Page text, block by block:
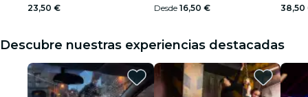
23,50 €
Desde 16,50 €
38,50
Descubre nuestras experiencias destacadas